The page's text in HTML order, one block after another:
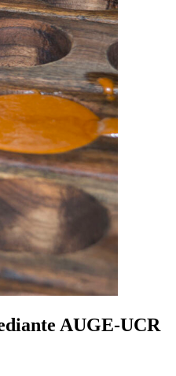
AUGE-UCR